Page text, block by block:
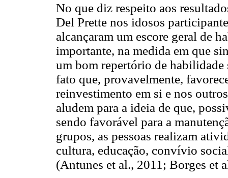
No que diz respeito aos
Del Prette nos idosos
alcançaram um escore geral de
importante, na medida em que
um bom repertório de
fato que, provavelmente,
reinvestimento em si e nos
aludem para a ideia de que,
sendo favorável para a
grupos, as pessoas realizam
cultura, educação, convívio
(Antunes et al., 2011; Borges et